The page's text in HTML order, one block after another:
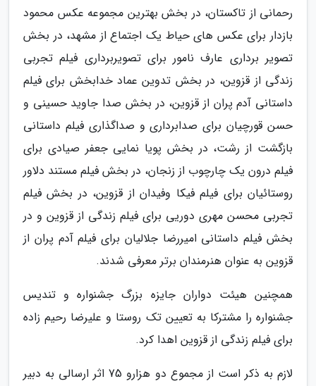
رحمانی از تاکستان، در بخش بهترین مجموعه عکس محمود
بازدار برای عکس های حیاط یک اجتماع از مشهد، در بخش
تصویر برداری عارف نامور برای تصویربرداری فیلم تجربی
زندگی از قزوین، در بخش تدوین عماد خدابخش برای فیلم
داستانی آدم پران از قزوین، در بخش صدا جاوید حسینی و
حسن قورچیان برای صدابرداری و صداگذاری فیلم داستانی
بازگشت از رشت، در بخش پویا نمایی جعفر صیادی برای
فیلم درون یک چارچوب از زنجان، در بخش فیلم مستند دلاور
روستائیان برای فیلم فیکا وفیدان از قزوین، در بخش فیلم
تجربی محسن مهری دوریی برای فیلم زندگی از قزوین و در
بخش فیلم داستانی امیررضا جلالیان برای فیلم آدم پران از
قزوین به عنوان هنرمندان برتر معرفی شدند.
همچنین هیئت دواران جایزه بزرگ جشنواره و تندیس
جشنواره را مشترکا به تعیین تک روستا و علیرضا رحیم زاده
برای فیلم زندگی از قزوین اهدا کرد.
لازم به ذکر است از مجموع دو هزارو 75 اثر ارسالی به دبیر